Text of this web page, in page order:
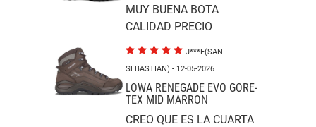
MUY BUENA BOTA
CALIDAD PRECIO
J***E(SAN
SEBASTIAN) - 12-05-2026
LOWA RENEGADE EVO GORE-
TEX MID MARRON
CREO QUE ES LA CUARTA